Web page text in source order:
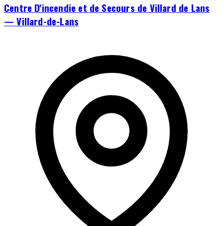
Centre D'incendie et de Secours de Villard de Lans
— Villard-de-Lans